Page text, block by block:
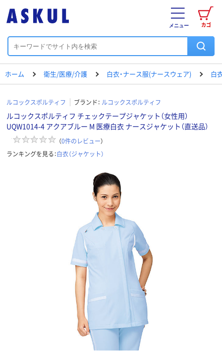
カゴ
メニュー
ホーム 衛生/医療/介護 白衣・ナース服(ナースウェア) 白
ルコックスポルティフ ブランド： ルコックスポルティフ
ルコックスポルティフ チェックテープジャケット（女性用）
UQW1014-4 アクアブルー M 医療白衣 ナースジャケット（直送品）
（0件のレビュー）
ランキングを見る：白衣（ジャケット）